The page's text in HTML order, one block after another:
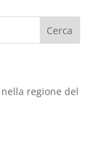
regione del